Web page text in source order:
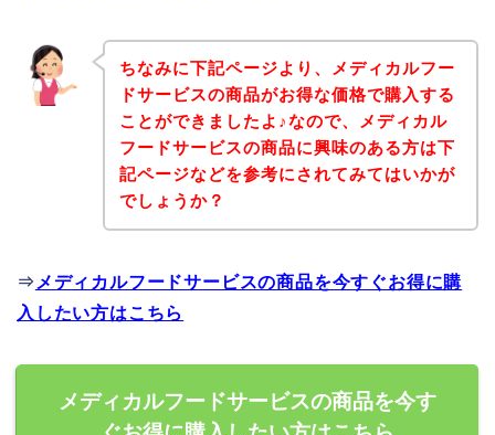
ちなみに下記ページより、メディカルフー
ドサービスの商品がお得な価格で購入する
ことができましたよ♪なので、メディカル
フードサービスの商品に興味のある方は下
記ページなどを参考にされてみてはいかが
でしょうか？
⇒ メディカルフードサービスの商品を今すぐお得に購
入したい方はこちら
メディカルフードサービスの商品を今す